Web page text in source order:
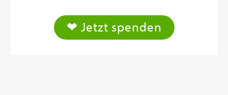
❤ Jetzt spenden